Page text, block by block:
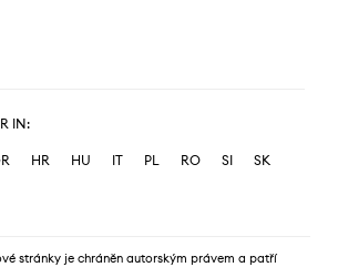
IN:
HR HU IT PL RO SI
SK
stránky je chráněn autorským právem a patří